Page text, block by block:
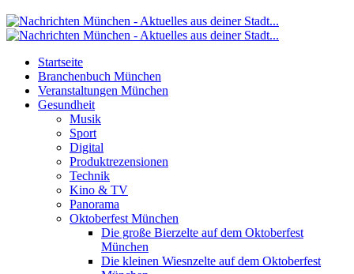
Startseite
Branchenbuch München
Veranstaltungen München
Gesundheit
Musik
Sport
Digital
Produktrezensionen
Technik
Kino & TV
Panorama
Oktoberfest München
Die große Bierzelte auf dem Oktoberfest
München
Die kleinen Wiesnzelte auf dem Oktoberfest